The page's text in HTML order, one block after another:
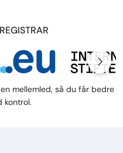
mellemled, så du får bedre
kontrol.